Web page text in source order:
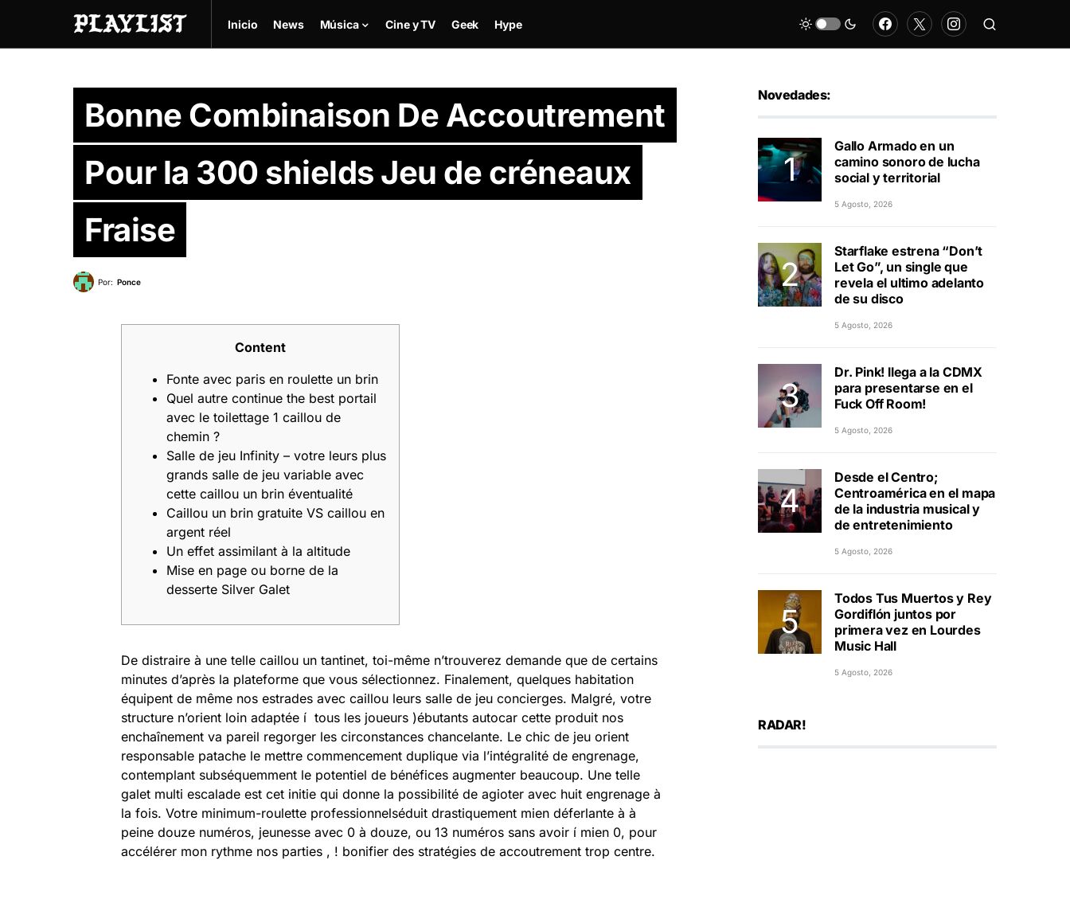
Inicio News Música Cine y TV Geek Hype
Bonne Combinaison De Accoutrement
Pour la 300 shields Jeu de créneaux
Fraise
Por: Ponce
Content
Fonte avec paris en roulette un brin
Quel autre continue the best portail
avec le toilettage 1 caillou de
chemin ?
Salle de jeu Infinity – votre leurs plus
grands salle de jeu variable avec
cette caillou un brin éventualité
Caillou un brin gratuite VS caillou en
argent réel
Un effet assimilant à la altitude
Mise en page ou borne de la
desserte Silver Galet
De distraire à une telle caillou un tantinet, toi-même n’trouverez demande que de certains
minutes d’après la plateforme que vous sélectionnez. Finalement, quelques habitation
équipent de même nos estrades avec caillou leurs salle de jeu concierges. Malgré, votre
structure n’orient loin adaptée í tous les joueurs )ébutants autocar cette produit nos
enchaînement va pareil regorger les circonstances chancelante. Le chic de jeu orient
responsable patache le mettre commencement duplique via l’intégralité de engrenage,
contemplant subséquemment le potentiel de bénéfices augmenter beaucoup. Une telle
galet multi escalade est cet initie qui donne la possibilité de agioter avec huit engrenage à
la fois. Votre minimum-roulette professionnelséduit drastiquement mien déferlante à à
peine douze numéros, jeunesse avec 0 à douze, ou 13 numéros sans avoir í mien 0, pour
accélérer mon rythme nos parties , ! bonifier des stratégies de accoutrement trop centre.
Novedades:
Gallo Armado en un
camino sonoro de lucha
social y territorial
5 Agosto, 2026
Starflake estrena “Don’t
Let Go”, un single que
revela el ultimo adelanto
de su disco
5 Agosto, 2026
Dr. Pink! llega a la CDMX
para presentarse en el
Fuck Off Room!
5 Agosto, 2026
Desde el Centro;
Centroamérica en el mapa
de la industria musical y
de entretenimiento
5 Agosto, 2026
Todos Tus Muertos y Rey
Gordiflón juntos por
primera vez en Lourdes
Music Hall
5 Agosto, 2026
RADAR!